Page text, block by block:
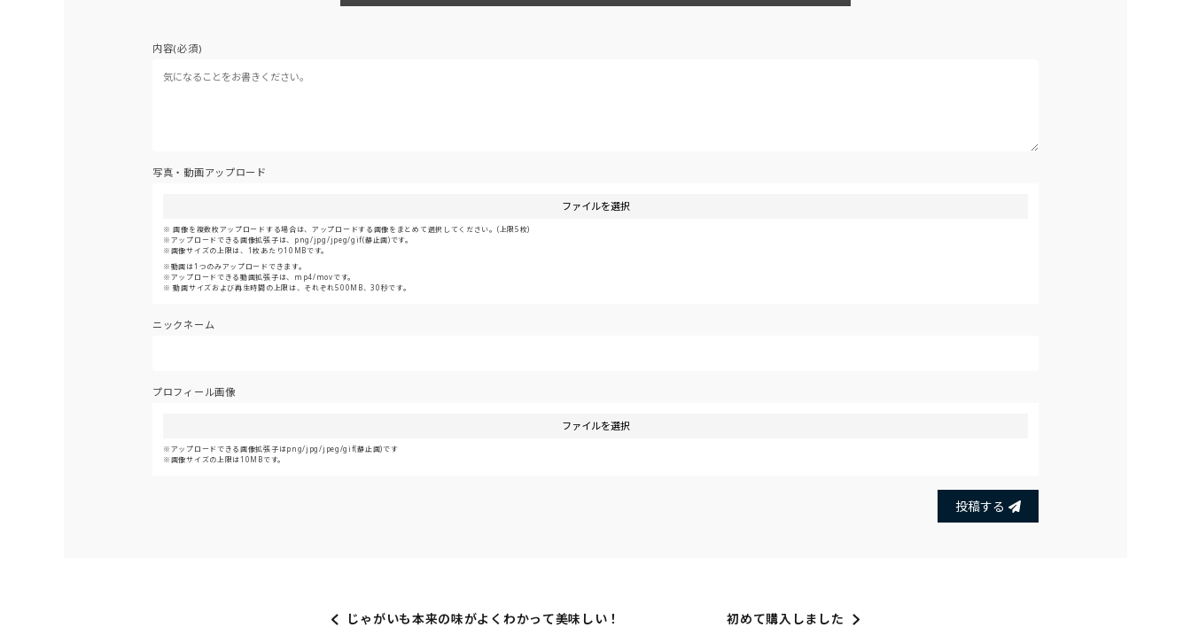
内容(必須)
写真・動画アップロード
ファイルを選択
画像を複数枚アップロードする場合は、アップロードする画像をまとめて選択してください。(上限5枚)
アップロードできる画像拡張子は、png/jpg/jpeg/gif(静止画)です。
画像サイズの上限は、1枚あたり10MBです。
動画は1つのみアップロードできます。
アップロードできる動画拡張子は、mp4/movです。
動画サイズおよび再生時間の上限は、それぞれ500MB、30秒です。
ニックネーム
プロフィール画像
ファイルを選択
アップロードできる画像拡張子はpng/jpg/jpeg/gif(静止画)です
画像サイズの上限は10MBです。
投稿する
じゃがいも本来の味がよくわかって美味しい！ 初めて購入しました